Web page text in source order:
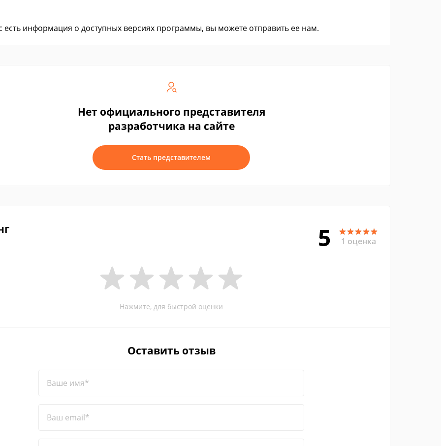
есть информация о доступных версиях программы, вы можете отправить ее нам.
Нет официального представителя
разработчика на сайте
Стать представителем
5 1 оценка
Нажмите, для быстрой оценки
Оставить отзыв
Ваше имя*
Ваш email*